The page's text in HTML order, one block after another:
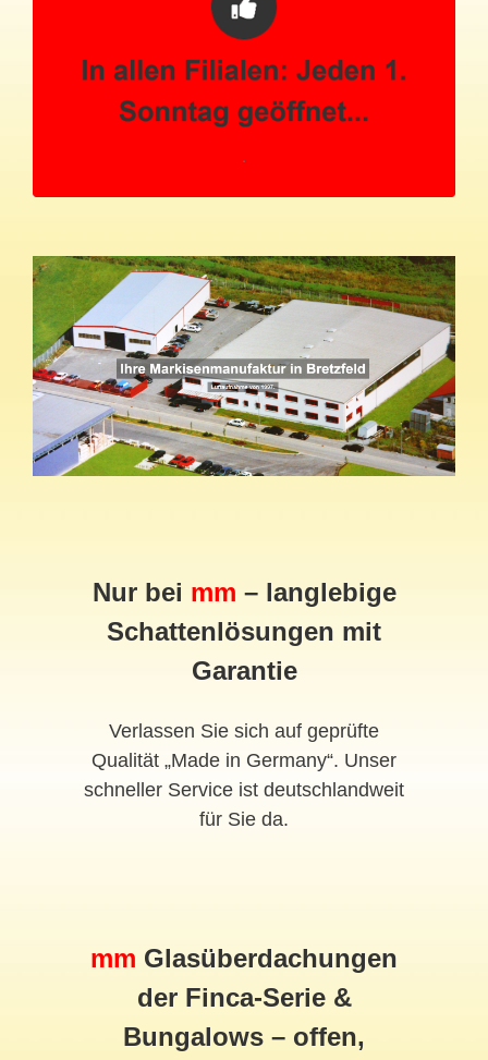
Nur bei mm – langlebige
Schattenlösungen mit
Garantie
Verlassen Sie sich auf geprüfte
Qualität „Made in Germany“. Unser
schneller Service ist deutschlandweit
für Sie da.
mm Glasüberdachungen
der Finca-Serie &
Bungalows – offen,